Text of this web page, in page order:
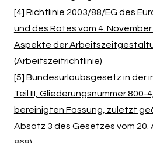
[4] Richtlinie 2003/88/EG des
und des Rates vom 4.
Aspekte der
(Arbeitszeitrichtlinie)
[5] Bundesurlaubsgesetz in der
Teil III, Gliederungsnummer
bereinigten Fassung, zuletzt
Absatz 3 des Gesetzes vom 20.